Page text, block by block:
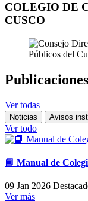
COLEGIO DE
CUSCO
Publicaciones
Ver todas
Noticias Avisos
Ver todo
📘 Manual de
09 Jan 2026
Ver más